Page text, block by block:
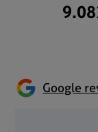
Google